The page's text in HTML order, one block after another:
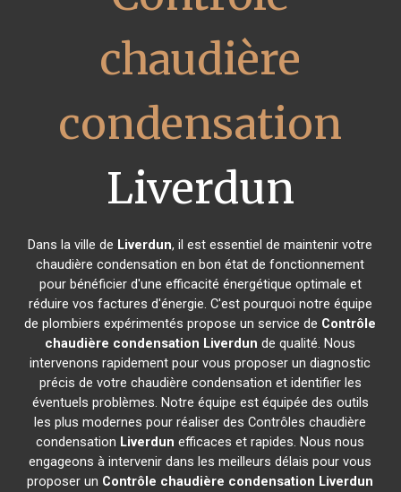
chaudière
condensation
Liverdun
Dans la ville de Liverdun, il est essentiel de maintenir votre
chaudière condensation en bon état de fonctionnement
pour bénéficier d'une efficacité énergétique optimale et
réduire vos factures d'énergie. C'est pourquoi notre équipe
de plombiers expérimentés propose un service de Contrôle
chaudière condensation Liverdun de qualité. Nous
intervenons rapidement pour vous proposer un diagnostic
précis de votre chaudière condensation et identifier les
éventuels problèmes. Notre équipe est équipée des outils
les plus modernes pour réaliser des Contrôles chaudière
condensation Liverdun efficaces et rapides. Nous nous
engageons à intervenir dans les meilleurs délais pour vous
proposer un Contrôle chaudière condensation Liverdun